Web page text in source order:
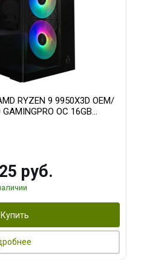
RYZEN 9 9950X3D OEM/
OC 16GB
SSD)
руб.
Купить